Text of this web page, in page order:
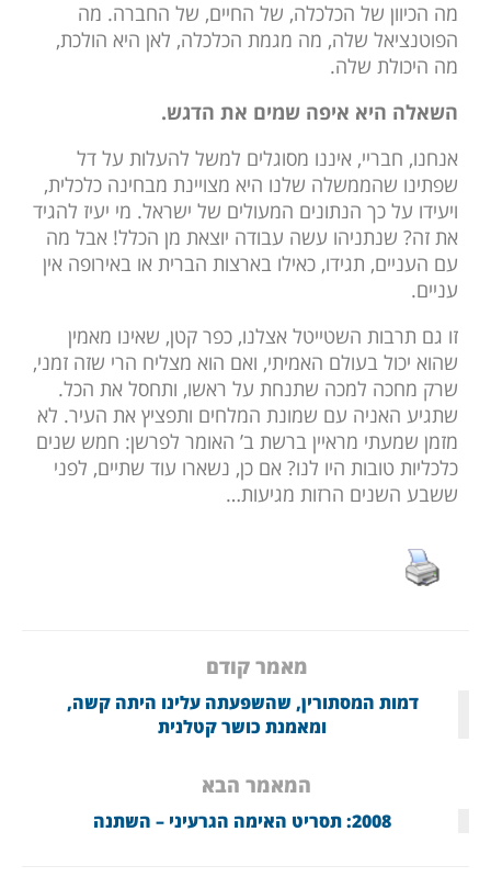
מה הכיוון של הכלכלה, של החיים, של החברה. מה
הפוטנציאל שלה, מה מגמת הכלכלה, לאן היא הולכת,
מה היכולת שלה.
השאלה היא איפה שמים את הדגש.
אנחנו, חבריי, איננו מסוגלים למשל להעלות על דל
שפתינו שהממשלה שלנו היא מצויינת מבחינה כלכלית,
ויעידו על כך הנתונים המעולים של ישראל. מי יעיז להגיד
את זה? שנתניהו עשה עבודה יוצאת מן הכלל! אבל מה
עם העניים, תגידו, כאילו בארצות הברית או באירופה אין
עניים.
זו גם תרבות השטייטל אצלנו, כפר קטן, שאינו מאמין
שהוא יכול בעולם האמיתי, ואם הוא מצליח הרי שזה זמני,
שרק מחכה למכה שתנחת על ראשו, ותחסל את הכל.
שתגיע האניה עם שמונת המלחים ותפציץ את העיר. לא
מזמן שמעתי מראיין ברשת ב’ האומר לפרשן: חמש שנים
כלכליות טובות היו לנו? אם כן, נשארו עוד שתיים, לפני
ששבע השנים הרזות מגיעות…
מאמר קודם
דמות המסתורין, שהשפעתה עלינו היתה קשה,
ומאמנת כושר קטלנית
המאמר הבא
2008: תסריט האימה הגרעיני – השתנה